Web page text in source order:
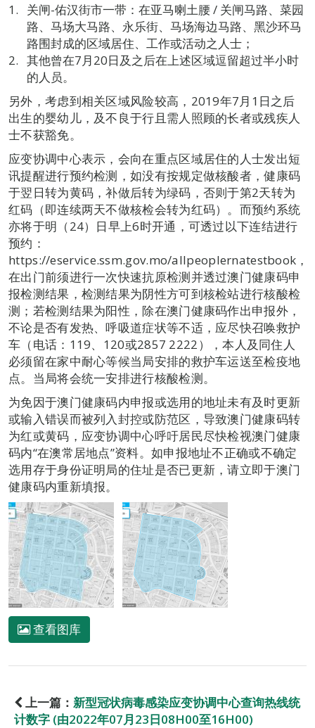
关闸-佑汉街市一带：在亚马喇土腰 / 关闸马路、菜园
路、马场大马路、永乐街、马场海边马路、黑沙环马
路围封成的区域居住、工作或活动之人士；
其他曾在7月20日及之后在上述区域逗留超过半小时
的人员。
另外，考虑到相关区域风险较高，2019年7月1日之后
出生的婴幼儿，及不良于行且需人照顾的长者或残疾人
士不获豁免。
应变协调中心表示，会向在重点区域居住的人士发出短
讯提醒进行预约检测，如没有按规定做核酸者，健康码
于翌日转为黄码，补做后转为绿码，否则于第2天转为
红码（即连续两天不做核检会转为红码）。而预约系统
亦将于明（24）日早上6时开通，可透过以下连结进行
预约：
https://eservice.ssm.gov.mo/allpeoplernatestbook，
在出门前须进行一次快速抗原检测并透过澳门健康码申
报检测结果，检测结果为阴性方可到核检站进行核酸检
测；若检测结果为阳性，除在澳门健康码作出申报外，
不论是否有发热、呼吸道症状等不适，应尽快召唤救护
车（电话：119、120或2857 2222），本人及同住人
必须留在家中耐心等候当局安排的救护车运送至检疫地
点。当局将会统一安排进行核酸检测。
为免因于澳门健康码内申报或选用的地址未有及时更新
或输入错误而被列入封控或防范区，导致澳门健康码转
为红或黄码，应变协调中心呼吁居民尽快检视澳门健康
码内“在澳常居地点”资料。如申报地址不正确或不确定
选用存于身份证明局的住址是否已更新，请立即于澳门
健康码内重新填报。
查看图库
上一篇： 新型冠状病毒感染应变协调中心查询热线统
计数字 (由2022年07月23日08H00至16H00)